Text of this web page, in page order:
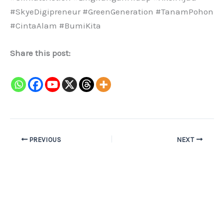
#SkyeDigipreneur #GreenGeneration #TanamPohon
#CintaAlam #BumiKita
Share this post:
PREVIOUS NEXT